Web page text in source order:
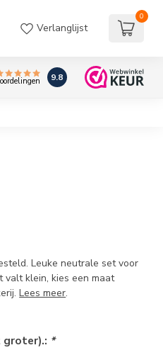
Verlanglijst
0
9.8
Leuke neutrale set voor
valt klein, kies een maat
Lees meer.
groter).: *